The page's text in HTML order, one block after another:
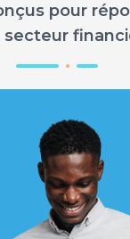
pour
secteur